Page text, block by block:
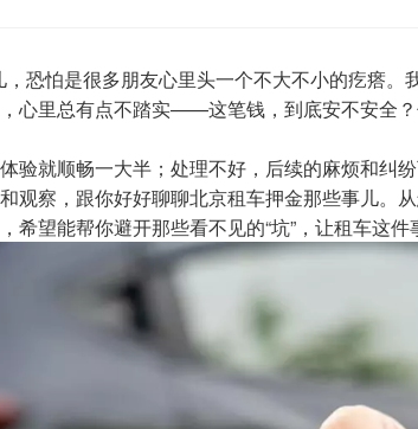
，恐怕是很多朋友心里头一个不大不小的疙瘩
心里总有点不踏实——这笔钱，到底安不安全
验就顺畅一大半；处理不好，后续的麻烦和纠
观察，跟你好好聊聊北京租车押金那些事儿。
希望能帮你避开那些看不见的“坑”，让租车这件